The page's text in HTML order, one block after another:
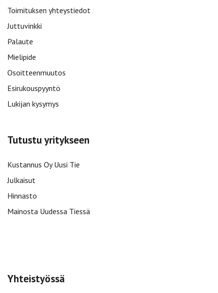
Toimituksen yhteystiedot
Juttuvinkki
Palaute
Mielipide
Osoitteenmuutos
Esirukouspyyntö
Lukijan kysymys
Tutustu yritykseen
Kustannus Oy Uusi Tie
Julkaisut
Hinnasto
Mainosta Uudessa Tiessä
Yhteistyössä